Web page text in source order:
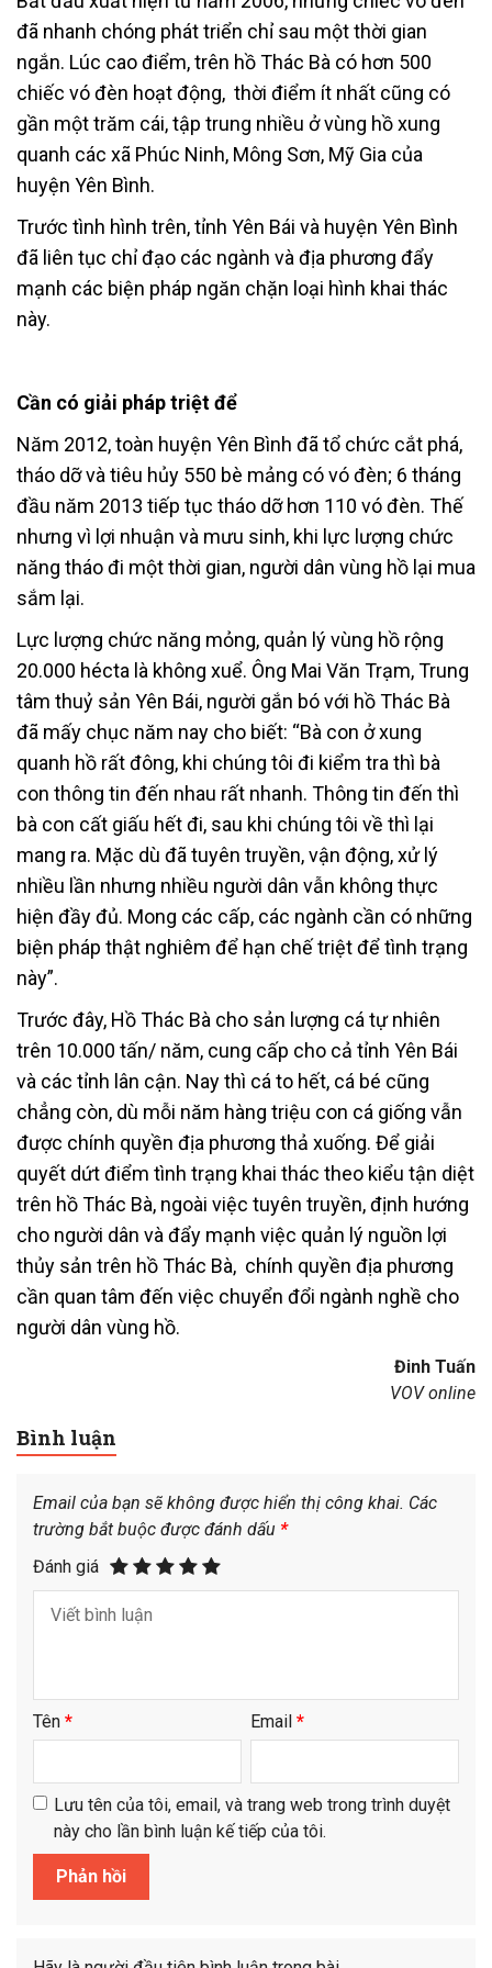
đã nhanh chóng phát triển chỉ sau một thời gian
ngắn. Lúc cao điểm, trên hồ Thác Bà có hơn 500
chiếc vó đèn hoạt động, thời điểm ít nhất cũng có
gần một trăm cái, tập trung nhiều ở vùng hồ xung
quanh các xã Phúc Ninh, Mông Sơn, Mỹ Gia của
huyện Yên Bình.
Trước tình hình trên, tỉnh Yên Bái và huyện Yên Bình
đã liên tục chỉ đạo các ngành và địa phương đẩy
mạnh các biện pháp ngăn chặn loại hình khai thác
này.
Cần có giải pháp triệt để
Năm 2012, toàn huyện Yên Bình đã tổ chức cắt phá,
tháo dỡ và tiêu hủy 550 bè mảng có vó đèn; 6 tháng
đầu năm 2013 tiếp tục tháo dỡ hơn 110 vó đèn. Thế
nhưng vì lợi nhuận và mưu sinh, khi lực lượng chức
năng tháo đi một thời gian, người dân vùng hồ lại mua
sắm lại.
Lực lượng chức năng mỏng, quản lý vùng hồ rộng
20.000 hécta là không xuể. Ông Mai Văn Trạm, Trung
tâm thuỷ sản Yên Bái, người gắn bó với hồ Thác Bà
đã mấy chục năm nay cho biết: “Bà con ở xung
quanh hồ rất đông, khi chúng tôi đi kiểm tra thì bà
con thông tin đến nhau rất nhanh. Thông tin đến thì
bà con cất giấu hết đi, sau khi chúng tôi về thì lại
mang ra. Mặc dù đã tuyên truyền, vận động, xử lý
nhiều lần nhưng nhiều người dân vẫn không thực
hiện đầy đủ. Mong các cấp, các ngành cần có những
biện pháp thật nghiêm để hạn chế triệt để tình trạng
này”.
Trước đây, Hồ Thác Bà cho sản lượng cá tự nhiên
trên 10.000 tấn/ năm, cung cấp cho cả tỉnh Yên Bái
và các tỉnh lân cận. Nay thì cá to hết, cá bé cũng
chẳng còn, dù mỗi năm hàng triệu con cá giống vẫn
được chính quyền địa phương thả xuống. Để giải
quyết dứt điểm tình trạng khai thác theo kiểu tận diệt
trên hồ Thác Bà, ngoài việc tuyên truyền, định hướng
cho người dân và đẩy mạnh việc quản lý nguồn lợi
thủy sản trên hồ Thác Bà, chính quyền địa phương
cần quan tâm đến việc chuyển đổi ngành nghề cho
người dân vùng hồ.
Đinh Tuấn
VOV online
Bình luận
Email của bạn sẽ không được hiển thị công khai. Các
trường bắt buộc được đánh dấu *
Đánh giá
Tên * Email *
Lưu tên của tôi, email, và trang web trong trình duyệt
này cho lần bình luận kế tiếp của tôi.